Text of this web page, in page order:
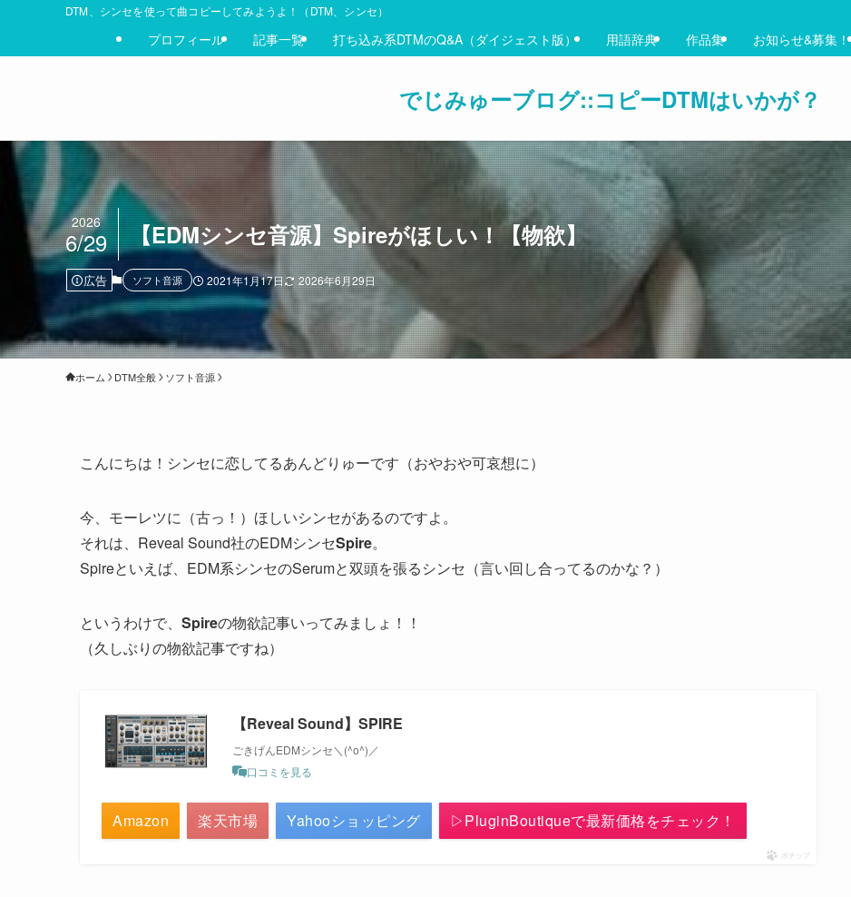
DTM、シンセを使って曲コピーしてみようよ！（DTM、シンセ）
でじみゅーブログ::コピーDTMはいかが？
プロフィール 記事一覧 打ち込み系DTMのQ&A（ダイジェスト版） 用語辞典 作品集 お知らせ&募集！
【EDMシンセ音源】Spireがほしい！【物欲】
2026
6/29
広告 ソフト音源 2021年1月17日 2026年6月29日
ホーム DTM全般 ソフト音源
こんにちは！シンセに恋してるあんどりゅーです（おやおや可哀想に）
今、モーレツに（古っ！）ほしいシンセがあるのですよ。
それは、Reveal Sound社のEDMシンセSpire。
Spireといえば、EDM系シンセのSerumと双頭を張るシンセ（言い回し合ってるのかな？）
というわけで、 Spireの物欲記事いってみましょ！！
（久しぶりの物欲記事ですね）
【Reveal Sound】SPIRE
ごきげんEDMシンセ＼(^o^)／
口コミを見る
Amazon 楽天市場 Yahooショッピング ▷PluginBoutiqueで最新価格をチェック！
ポチップ